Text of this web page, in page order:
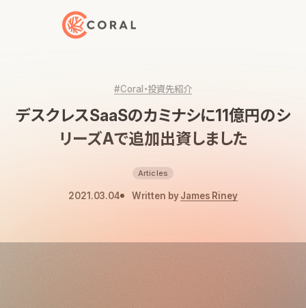
トップページへ戻る
#Coral・投資先紹介
デスクレスSaaSのカミナシに11億円のシ
リーズAで追加出資しました
Articles
2021.03.04 Written byJames Riney